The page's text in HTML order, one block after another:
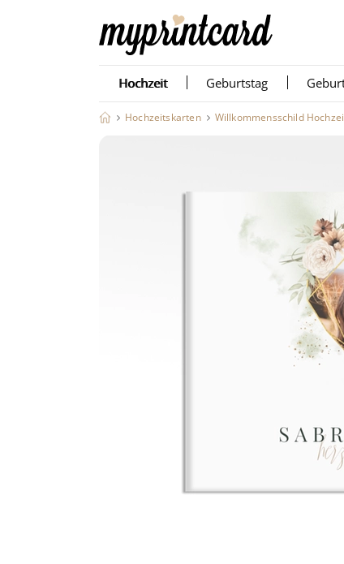
Hochzeit Geburtstag
Hochzeitskarten Willkommensschild